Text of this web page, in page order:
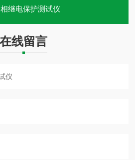
继电保护测试仪
在线留言